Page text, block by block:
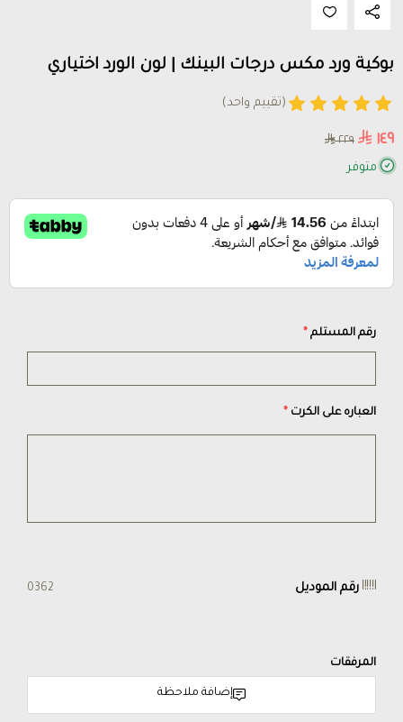
بوكية ورد مكس درجات البينك | لون الورد اختياري
(تقييم واحد)
١٤٩
٢٢٩
متوفر
رقم المستلم *
العباره على الكرت *
رقم الموديل 0362
المرفقات
إضافة ملاحظة